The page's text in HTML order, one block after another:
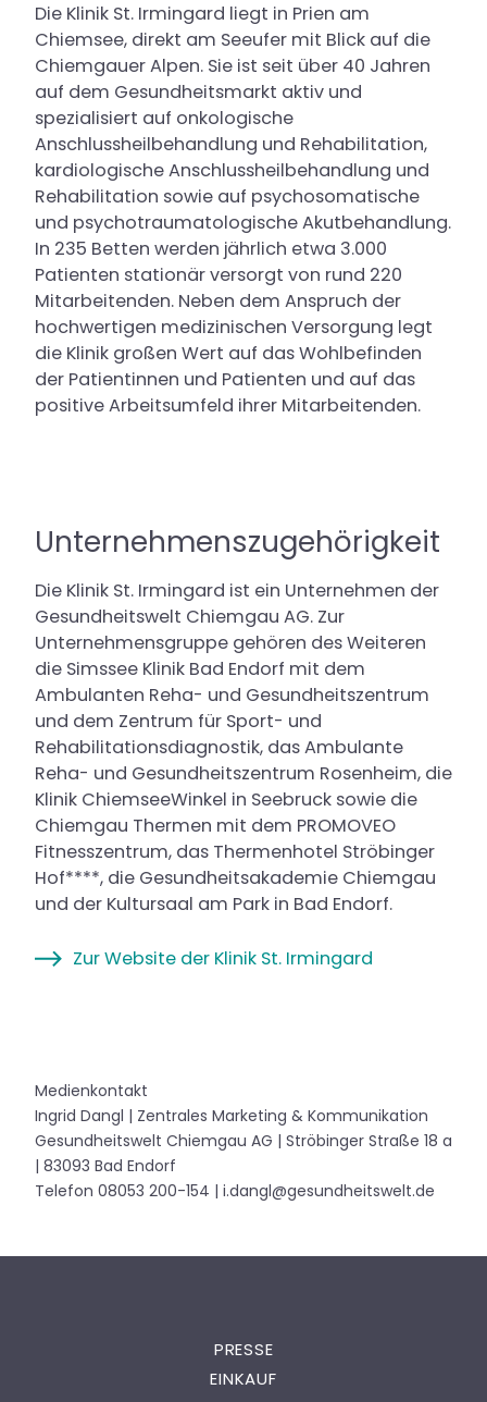
Die Klinik St. Irmingard liegt in Prien am
Chiemsee, direkt am Seeufer mit Blick auf die
Chiemgauer Alpen. Sie ist seit über 40 Jahren
auf dem Gesundheitsmarkt aktiv und
spezialisiert auf onkologische
Anschlussheilbehandlung und Rehabilitation,
kardiologische Anschlussheilbehandlung und
Rehabilitation sowie auf psychosomatische
und psychotraumatologische Akutbehandlung.
In 235 Betten werden jährlich etwa 3.000
Patienten stationär versorgt von rund 220
Mitarbeitenden. Neben dem Anspruch der
hochwertigen medizinischen Versorgung legt
die Klinik großen Wert auf das Wohlbefinden
der Patientinnen und Patienten und auf das
positive Arbeitsumfeld ihrer Mitarbeitenden.
Unternehmenszugehörigkeit
Die Klinik St. Irmingard ist ein Unternehmen der
Gesundheitswelt Chiemgau AG. Zur
Unternehmensgruppe gehören des Weiteren
die Simssee Klinik Bad Endorf mit dem
Ambulanten Reha- und Gesundheitszentrum
und dem Zentrum für Sport- und
Rehabilitationsdiagnostik, das Ambulante
Reha- und Gesundheitszentrum Rosenheim, die
Klinik ChiemseeWinkel in Seebruck sowie die
Chiemgau Thermen mit dem PROMOVEO
Fitnesszentrum, das Thermenhotel Ströbinger
Hof****, die Gesundheitsakademie Chiemgau
und der Kultursaal am Park in Bad Endorf.
Zur Website der Klinik St. Irmingard
Medienkontakt
Ingrid Dangl | Zentrales Marketing & Kommunikation
Gesundheitswelt Chiemgau AG | Ströbinger Straße 18 a
| 83093 Bad Endorf
Telefon 08053 200-154 | i.dangl@gesundheitswelt.de
PRESSE
EINKAUF